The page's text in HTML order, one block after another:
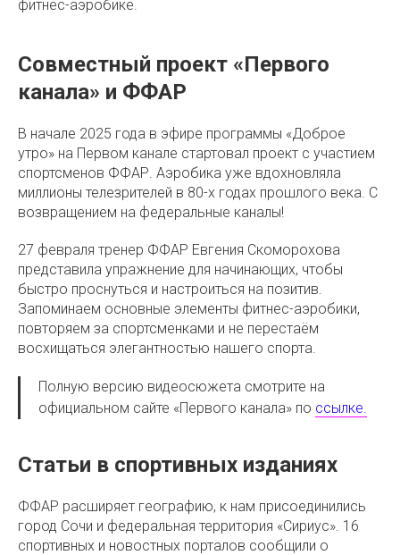
фитнес-аэробике.
Совместный проект «Первого
канала» и ФФАР
В начале 2025 года в эфире программы «Доброе
утро» на Первом канале стартовал проект с участием
спортсменов ФФАР. Аэробика уже вдохновляла
миллионы телезрителей в 80-х годах прошлого века. С
возвращением на федеральные каналы!
27 февраля тренер ФФАР Евгения Скоморохова
представила упражнение для начинающих, чтобы
быстро проснуться и настроиться на позитив.
Запоминаем основные элементы фитнес-аэробики,
повторяем за спортсменками и не перестаём
восхищаться элегантностью нашего спорта.
Полную версию видеосюжета смотрите на
официальном сайте «Первого канала» по ссылке.
Статьи в спортивных изданиях
ФФАР расширяет географию, к нам присоединились
город Сочи и федеральная территория «Сириус». 16
спортивных и новостных порталов сообщили о